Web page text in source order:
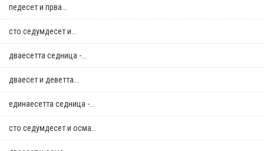
педесет и прва...
сто седумдесет и...
дваесетта седница -...
дваесет и деветта...
единаесетта седница -...
сто седумдесет и осма...